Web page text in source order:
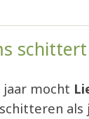
jaar mocht